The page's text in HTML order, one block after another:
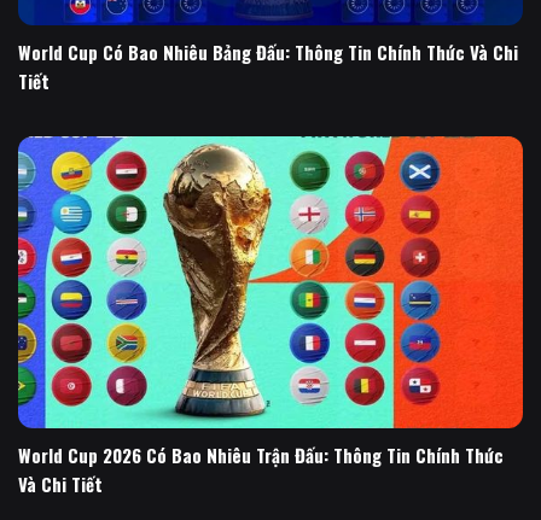
World Cup Có Bao Nhiêu Bảng Đấu: Thông Tin Chính Thức Và Chi
Tiết
World Cup 2026 Có Bao Nhiêu Trận Đấu: Thông Tin Chính Thức
Và Chi Tiết